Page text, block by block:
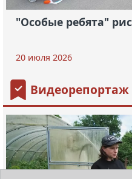
"Особые ребята"
20 июля 2026
Видеорепортаж